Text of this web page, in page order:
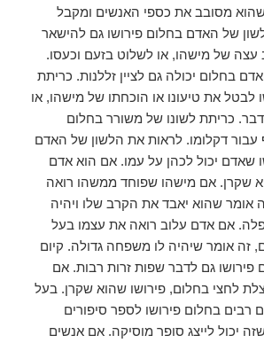
מסובב את כספי האנשים ומקבל
של האדם בחלום פירושו גם להישאר
של מישהו, או לשלוט בזעם וכעסו.
בחלום יכולה גם לציין זללנות. כריתת
לבטל את טיעונו או הוכחתו של מישהו, או
כריתת לשונו של משורר בחלום
עבור דקלומו. לראות את הלשון של האדם
שאדם יכול לכהן על עמו. אם הוא אדם
שקרן. אם מישהו שפוחד ממשהו רואה
אומר שהוא יאבד את הקרב שלו ויהיה
אם אדם עלוב רואה את עצמו בעל
זה אומר שיהיה לו משפחה גדולה. קיום
פירושו גם לדבר שפות זרות רבות. אם
לחצי בחלום, פירושו שהוא שקרן. בעל
רבים בחלום פירושו לספר סיפורים
יכול לייצג סופר מוסיקה. אם אנשים